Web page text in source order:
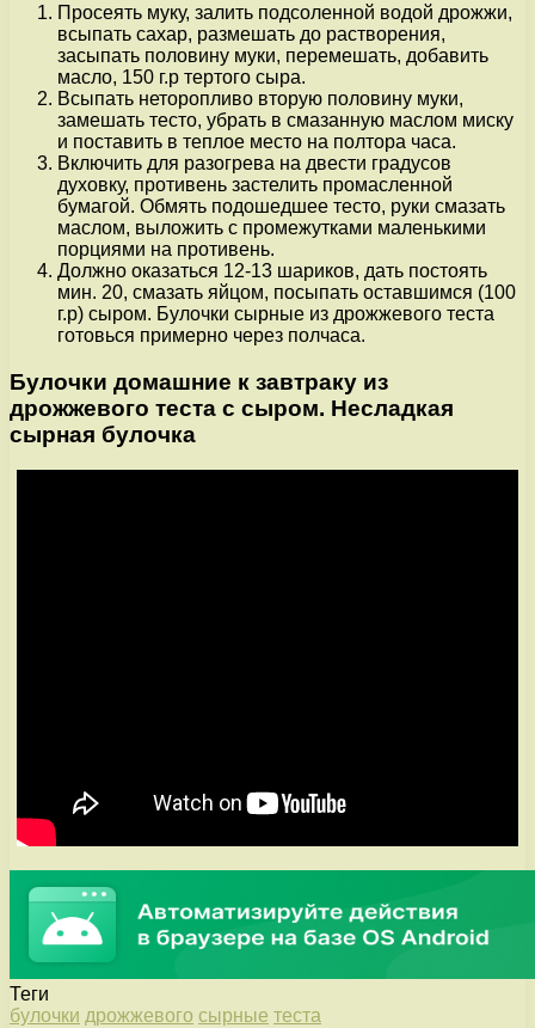
Просеять муку, залить подсоленной водой дрожжи,
всыпать сахар, размешать до растворения,
засыпать половину муки, перемешать, добавить
масло, 150 г.р тертого сыра.
Всыпать неторопливо вторую половину муки,
замешать тесто, убрать в смазанную маслом миску
и поставить в теплое место на полтора часа.
Включить для разогрева на двести градусов
духовку, противень застелить промасленной
бумагой. Обмять подошедшее тесто, руки смазать
маслом, выложить с промежутками маленькими
порциями на противень.
Должно оказаться 12-13 шариков, дать постоять
мин. 20, смазать яйцом, посыпать оставшимся (100
г.р) сыром. Булочки сырные из дрожжевого теста
готовься примерно через полчаса.
Булочки домашние к завтраку из
дрожжевого теста с сыром. Несладкая
сырная булочка
Теги
булочки дрожжевого сырные теста